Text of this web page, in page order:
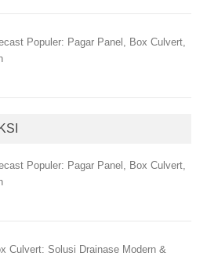
Populer: Pagar Panel, Box Culvert,
Populer: Pagar Panel, Box Culvert,
Culvert: Solusi Drainase Modern &